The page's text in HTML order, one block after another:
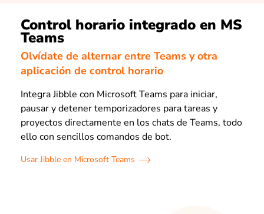
Control horario integrado en MS
Teams
Olvídate de alternar entre Teams y otra
aplicación de control horario
Integra Jibble con Microsoft Teams para iniciar,
pausar y detener temporizadores para tareas y
proyectos directamente en los chats de Teams, todo
ello con sencillos comandos de bot.
Usar Jibble en Microsoft Teams